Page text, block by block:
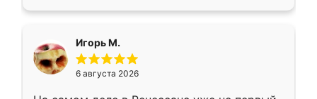
Игорь М.
6 августа 2026